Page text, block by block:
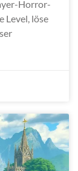
Horror-
Level, löse